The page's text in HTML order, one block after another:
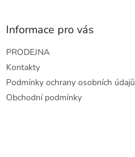
Informace pro vás
PRODEJNA
Kontakty
Podmínky ochrany osobních údajů
Obchodní podmínky